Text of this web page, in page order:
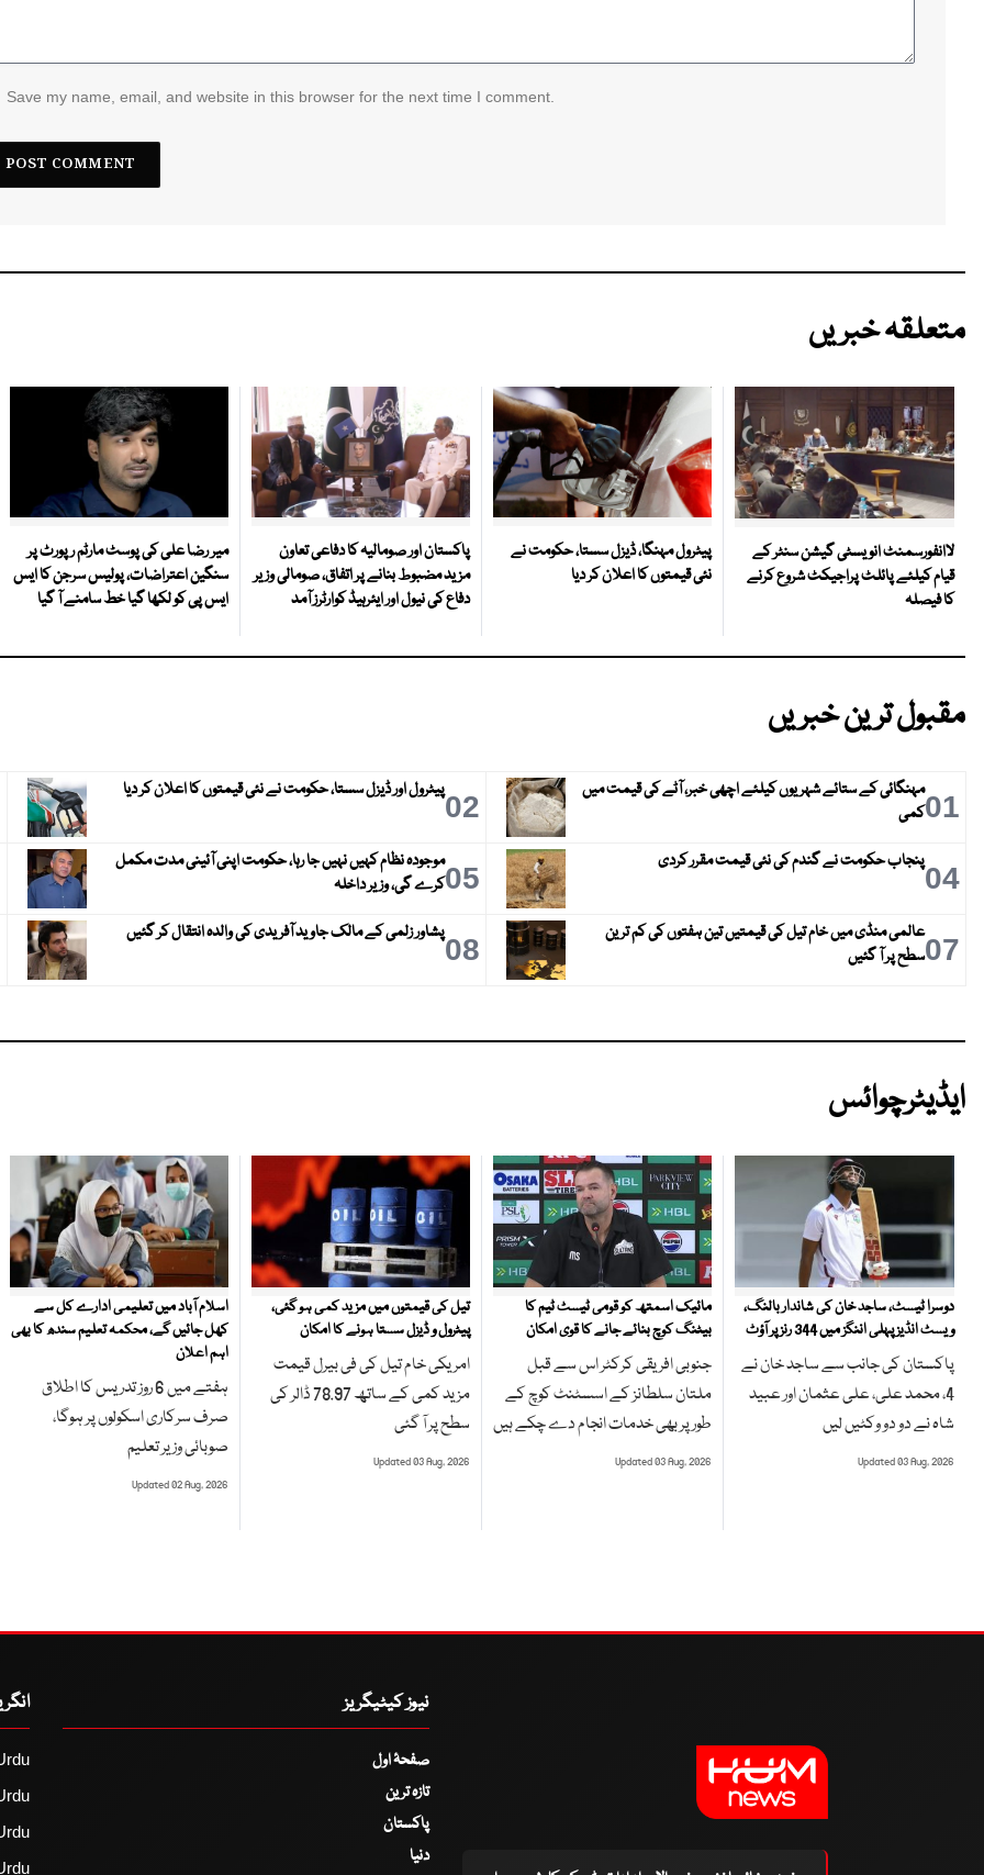
Save my name, email, and website in this browser for the next time I comment.
متعلقہ خبریں
لاانفورسمنٹ انویسٹی گیشن سنٹر کے
قیام کیلئے پائلٹ پراجیکٹ شروع کرنے
کا فیصلہ
پیٹرول مہنگا، ڈیزل سستا، حکومت نے
نئی قیمتوں کا اعلان کر دیا
پاکستان اور صومالیہ کا دفاعی تعاون
مزید مضبوط بنانے پر اتفاق، صومالی وزیر
دفاع کی نیول اور ایئرہیڈ کوارٹرز آمد
میر رضا علی کی پوسٹ مارٹم رپورٹ پر
سنگین اعتراضات، پولیس سرجن کا ایس
ایس پی کو لکھا گیا خط سامنے آ گیا
مقبول ترین خبریں
01مہنگائی کے ستائے شہریوں کیلئے اچھی خبر، آٹے کی قیمت میں
کمی
02پیٹرول اور ڈیزل سستا، حکومت نے نئی قیمتوں کا اعلان کر دیا
04پنجاب حکومت نے گندم کی نئی قیمت مقرر کردی 05موجودہ نظام کہیں نہیں جا رہا، حکومت اپنی آئینی مدت مکمل
کرے گی، وزیر داخلہ
07عالمی منڈی میں خام تیل کی قیمتیں تین ہفتوں کی کم ترین
سطح پر آ گئیں
08پشاور زلمی کے مالک جاوید آفریدی کی والدہ انتقال کر گئیں
ایڈیٹرچوائس
دوسرا ٹیسٹ، ساجد خان کی شاندار بالنگ،
ویسٹ انڈیز پہلی اننگز میں 344 رنز پر آؤٹ
پاکستان کی جانب سے ساجد خان نے
4، محمد علی، علی عثمان اور عبید
شاہ نے دو دو وکٹیں لیں
Updated 03 Aug, 2026
مائیک اسمتھ کو قومی ٹیسٹ ٹیم کا
بیٹنگ کوچ بنائے جانے کا قوی امکان
جنوبی افریقی کرکٹر اس سے قبل
ملتان سلطانز کے اسسٹنٹ کوچ کے
طور پر بھی خدمات انجام دے چکے ہیں
Updated 03 Aug, 2026
تیل کی قیمتوں میں مزید کمی ہو گئی،
پیٹرول و ڈیزل سستا ہونے کا امکان
امریکی خام تیل کی فی بیرل قیمت
مزید کمی کے ساتھ 78.97 ڈالر کی
سطح پر آ گئی
Updated 03 Aug, 2026
اسلام آباد میں تعلیمی ادارے کل سے
کھل جائیں گے، محکمہ تعلیم سندھ کا بھی
اہم اعلان
ہفتے میں 6 روز تدریس کا اطلاق
صرف سرکاری اسکولوں پر ہوگا،
صوبائی وزیر تعلیم
Updated 02 Aug, 2026
نیوز کیٹیگریز
صفحۂ اول
تازہ ترین
پاکستان
دنیا